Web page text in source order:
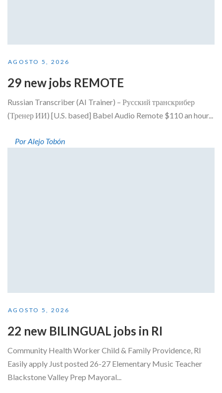
AGOSTO 5, 2026
29 new jobs REMOTE
Russian Transcriber (AI Trainer) – Русский транскрибер
(Тренер ИИ) [U.S. based] Babel Audio Remote $110 an hour...
Por Alejo Tobón
AGOSTO 5, 2026
22 new BILINGUAL jobs in RI
Community Health Worker Child & Family Providence, RI
Easily apply Just posted 26-27 Elementary Music Teacher
Blackstone Valley Prep Mayoral...